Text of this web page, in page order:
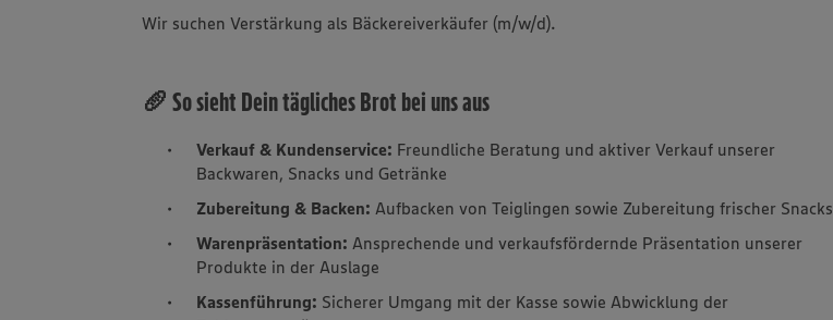
Wir suchen Verstärkung als Bäckereiverkäufer (m/w/d).
🥖 So sieht Dein tägliches Brot bei uns aus
Verkauf & Kundenservice: Freundliche Beratung und aktiver Verkauf unserer
Backwaren, Snacks und Getränke
Zubereitung & Backen: Aufbacken von Teiglingen sowie Zubereitung frischer Snacks
Warenpräsentation: Ansprechende und verkaufsfördernde Präsentation unserer
Produkte in der Auslage
Kassenführung: Sicherer Umgang mit der Kasse sowie Abwicklung der